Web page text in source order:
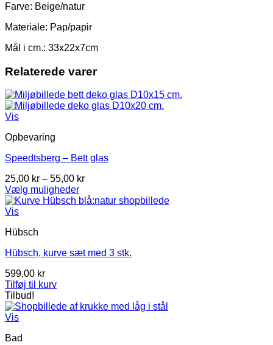
Farve: Beige/natur
Materiale: Pap/papir
Mål i cm.: 33x22x7cm
Relaterede varer
Vis
Opbevaring
Speedtsberg – Bett glas
25,00 kr – 55,00 krPrisinterval:
til
Vælg muligheder
Dette
vare
flere
Mulighederne
vælges
på
varesiden
Vis
Hübsch
Hübsch, kurve sæt med 3 stk.
599,00 kr
Tilføj til kurv
Tilbud!
Vis
Bad